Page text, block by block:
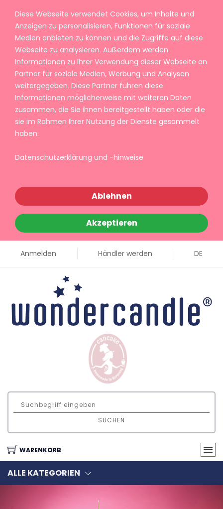
Diese Webseite verwendet Cookies, um Inhalte und
Anzeigen zu personalisieren, Funktionen für soziale
Medien anbieten zu können und die Zugriffe auf diese
Webseite zu analysieren. Außerdem werden
Informationen zu Ihrer Verwendung dieser Webseite an
Partner für soziale Medien, Werbung und Analysen
weitergegeben. Diese Partner führen diese
Informationen möglicherweise mit weiteren Daten
zusammen, die Sie ihnen bereitgestellt haben oder die
sie im Rahmen Ihrer Nutzung der Dienste gesammelt
haben.
Datenschutzerklärung und -hinweise
Ablehnen
Akzeptieren
Anmelden Händler werden DE
SUCHEN
WARENKORB
ALLE KATEGORIEN